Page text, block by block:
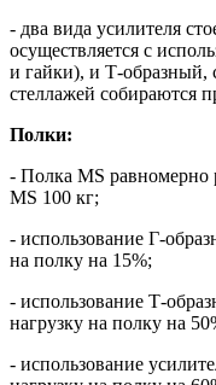
- два вида усилителя
осуществляется с
и гайки), и Т-образный,
стеллажей собираются
Полки:
- Полка MS равномерно
MS 100 кг;
- использование Г-
на полку на 15%;
- использование Т-
нагрузку на полку на
- использование